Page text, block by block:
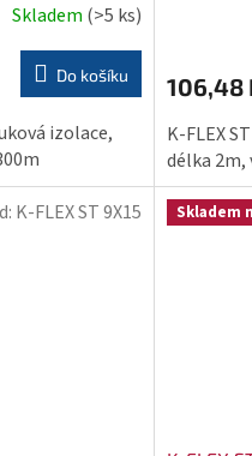
Skladem (>5 ks)
Do košíku
izolace,
106,48
K-FLEX
délka 2m,
K-FLEX ST 9X15 Skladem